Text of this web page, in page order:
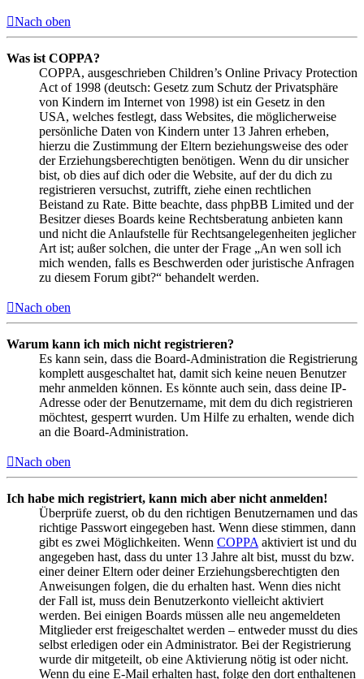
Nach oben
Was ist COPPA?
COPPA, ausgeschrieben Children’s Online Privacy Protection
Act of 1998 (deutsch: Gesetz zum Schutz der Privatsphäre
von Kindern im Internet von 1998) ist ein Gesetz in den
USA, welches festlegt, dass Websites, die möglicherweise
persönliche Daten von Kindern unter 13 Jahren erheben,
hierzu die Zustimmung der Eltern beziehungsweise des oder
der Erziehungsberechtigten benötigen. Wenn du dir unsicher
bist, ob dies auf dich oder die Website, auf der du dich zu
registrieren versuchst, zutrifft, ziehe einen rechtlichen
Beistand zu Rate. Bitte beachte, dass phpBB Limited und der
Besitzer dieses Boards keine Rechtsberatung anbieten kann
und nicht die Anlaufstelle für Rechtsangelegenheiten jeglicher
Art ist; außer solchen, die unter der Frage „An wen soll ich
mich wenden, falls es Beschwerden oder juristische Anfragen
zu diesem Forum gibt?“ behandelt werden.
Nach oben
Warum kann ich mich nicht registrieren?
Es kann sein, dass die Board-Administration die Registrierung
komplett ausgeschaltet hat, damit sich keine neuen Benutzer
mehr anmelden können. Es könnte auch sein, dass deine IP-
Adresse oder der Benutzername, mit dem du dich registrieren
möchtest, gesperrt wurden. Um Hilfe zu erhalten, wende dich
an die Board-Administration.
Nach oben
Ich habe mich registriert, kann mich aber nicht anmelden!
Überprüfe zuerst, ob du den richtigen Benutzernamen und das
richtige Passwort eingegeben hast. Wenn diese stimmen, dann
gibt es zwei Möglichkeiten. Wenn COPPA aktiviert ist und du
angegeben hast, dass du unter 13 Jahre alt bist, musst du bzw.
einer deiner Eltern oder deiner Erziehungsberechtigten den
Anweisungen folgen, die du erhalten hast. Wenn dies nicht
der Fall ist, muss dein Benutzerkonto vielleicht aktiviert
werden. Bei einigen Boards müssen alle neu angemeldeten
Mitglieder erst freigeschaltet werden – entweder musst du dies
selbst erledigen oder ein Administrator. Bei der Registrierung
wurde dir mitgeteilt, ob eine Aktivierung nötig ist oder nicht.
Wenn du eine E-Mail erhalten hast, folge den dort enthaltenen